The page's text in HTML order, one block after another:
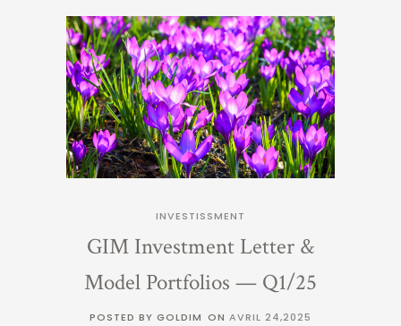
INVESTISSMENT
GIM Investment Letter &
Model Portfolios — Q1/25
POSTED BY GOLDIM ON AVRIL 24,2025